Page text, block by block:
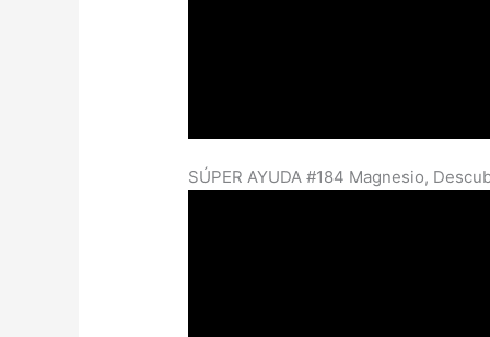
SÚPER AYUDA #184 Magnesio,